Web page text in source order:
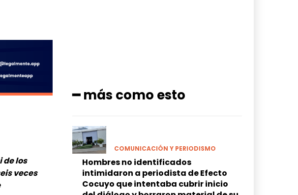
de los
veces
━ más como esto
COMUNICACIÓN Y PERIODISMO
Hombres no identificados
intimidaron a periodista de Efecto
Cocuyo que intentaba cubrir inicio